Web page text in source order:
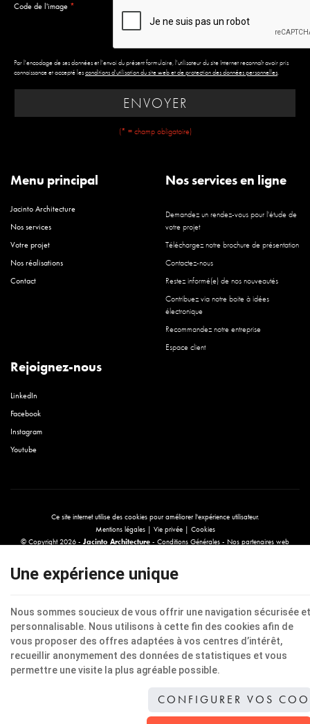
Code de l'image *
Par l'encodage de ses données et l'envoi du présent formulaire, l'utilisateur du site Internet reconnaît avoir pris
connaissance et accepté lesconditions d'utilisation du site web et de protection des données personnelles.
ENVOYER
(* = champ obligatoire)
Menu principal
Jacinto Architecture
Nos services
Votre projet
Nos réalisations
Contact
Nos services en ligne
Demandez un rendez-vous pour l'étude de
votre projet
Téléchargez notre brochure de présentation
Contactez-nous
Restez informé(e) de nos nouveautés
Contribuez via notre boite à idées
électronique
Recommandez notre entreprise
Espace client
Rejoignez-nous
LinkedIn
Facebook
Instagram
Youtube
Ce site internet utilise des cookies pour améliorer l'expérience utilisateur.
Mentions légales| Vie privée| Cookies
© Copyright 2026 - Jacinto Architecture - Conditions Générales - Nos partenaires web
, créateur de sites Internet pour commerçants, indépendants & PME.
Une expérience unique
Nous sommes soucieux de vous offrir une navigation sécurisée et
personnalisable. Nous utilisons à cette fin des cookies afin de
vous proposer des offres adaptées à vos centres d’intérêt,
recueillir anonymement des données de statistiques et vous
permettre une visite la plus agréable possible.
CONFIGURER VOS